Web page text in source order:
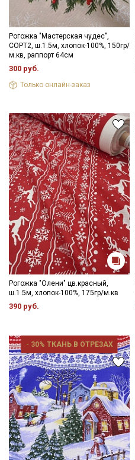
Рогожка "Мастерская чудес",
СОРТ2, ш.1.5м, хлопок-100%, 150гр/
м.кв, раппорт 64см
300 руб.
Только онлайн-заказ
Рогожка "Олени" цв.красный,
ш.1.5м, хлопок-100%, 175гр/м.кв
390 руб.
- 30% ТКАНЬ В ОТРЕЗАХ